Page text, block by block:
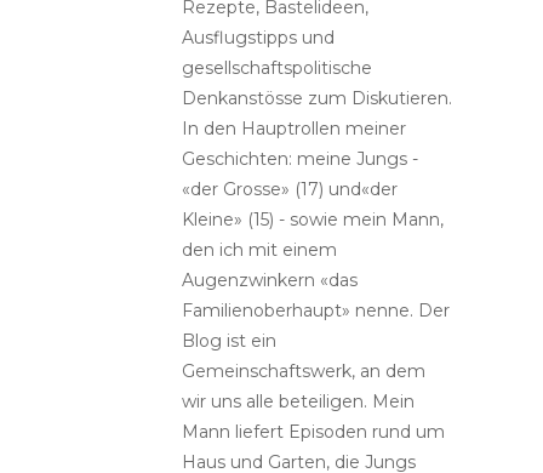
Rezepte, Bastelideen,
Ausflugstipps und
gesellschaftspolitische
Denkanstösse zum Diskutieren.
In den Hauptrollen meiner
Geschichten: meine Jungs -
«der Grosse» (17) und«der
Kleine» (15) - sowie mein Mann,
den ich mit einem
Augenzwinkern «das
Familienoberhaupt» nenne. Der
Blog ist ein
Gemeinschaftswerk, an dem
wir uns alle beteiligen. Mein
Mann liefert Episoden rund um
Haus und Garten, die Jungs